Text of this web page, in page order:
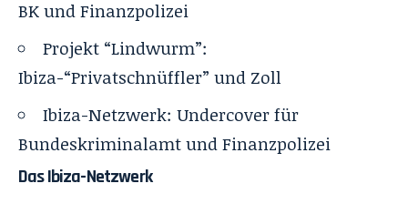
BK und Finanzpolizei
Projekt “Lindwurm”:
Ibiza-“Privatschnüffler” und Zoll
Ibiza-Netzwerk: Undercover für
Bundeskriminalamt und Finanzpolizei
Das Ibiza-Netzwerk